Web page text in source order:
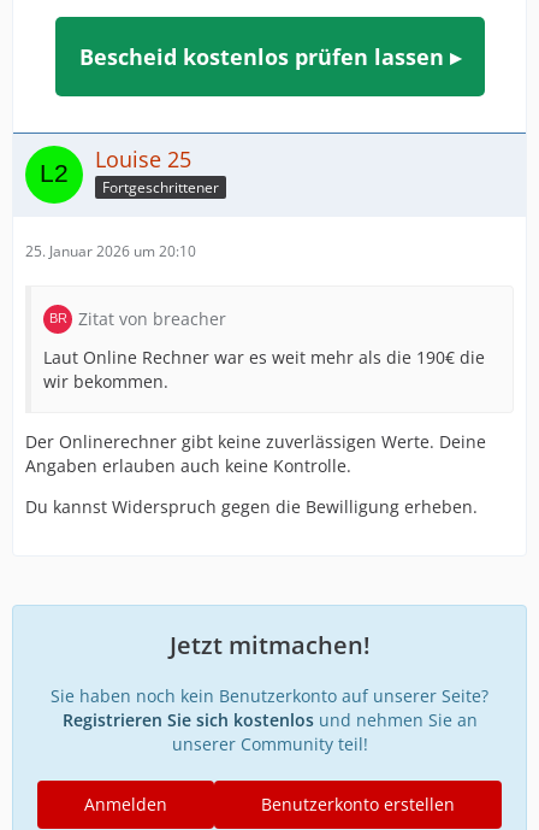
Bescheid kostenlos prüfen lassen ▸
Louise 25
Fortgeschrittener
25. Januar 2026 um 20:10
Zitat von breacher
Laut Online Rechner war es weit mehr als die 190€ die
wir bekommen.
Der Onlinerechner gibt keine zuverlässigen Werte. Deine
Angaben erlauben auch keine Kontrolle.
Du kannst Widerspruch gegen die Bewilligung erheben.
Jetzt mitmachen!
Sie haben noch kein Benutzerkonto auf unserer Seite?
Registrieren Sie sich kostenlosund nehmen Sie an
unserer Community teil!
Benutzerkonto erstellen
Anmelden